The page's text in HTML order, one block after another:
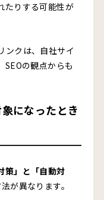
たりする可能性が
ンクは、自社サイ
SEOの観点からも
になったとき
策」と「自動対
が異なります。